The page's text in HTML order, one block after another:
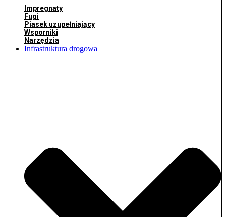
Impregnaty
Fugi
Piasek uzupełniający
Wsporniki
Narzędzia
Infrastruktura drogowa